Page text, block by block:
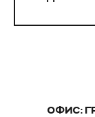
ОФИС: